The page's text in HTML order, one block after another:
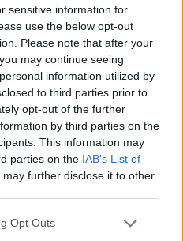
sensitive information for
use the below opt-out
Please note that after your
may continue seeing
information utilized by
to third parties prior to
opt-out of the further
by third parties on the
This information may
parties on the IAB’s List of
may further disclose it to other
uses one or more Google
Opt Outs
13:41
τώρα !!!! Πολιτισμός !!!